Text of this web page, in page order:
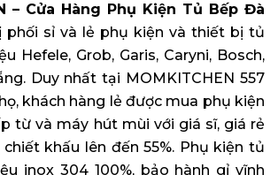
– Cửa Hàng Phụ Kiện Tủ Bếp Đà
phối sỉ và lẻ phụ kiện và thiết bị tủ
Hefele, Grob, Garis, Caryni, Bosch,
Duy nhất tại MOMKITCHEN 557
khách hàng lẻ được mua phụ kiện
từ và máy hút mùi với giá sĩ, giá rẻ
khấu lên đến 55%. Phụ kiện tủ
inox 304 100%, bảo hành gỉ vĩnh